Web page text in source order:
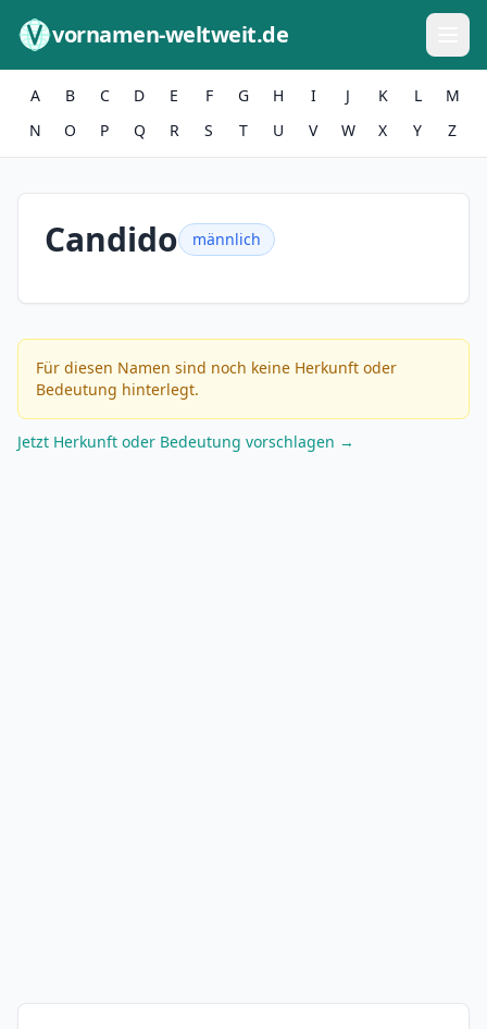
vornamen-weltweit.de
A B C D E F G H I J K L
M
N
O P Q R S T U V W X Y Z
Candido männlich
Für diesen Namen sind noch keine Herkunft oder
Bedeutung hinterlegt.
Jetzt Herkunft oder Bedeutung vorschlagen →